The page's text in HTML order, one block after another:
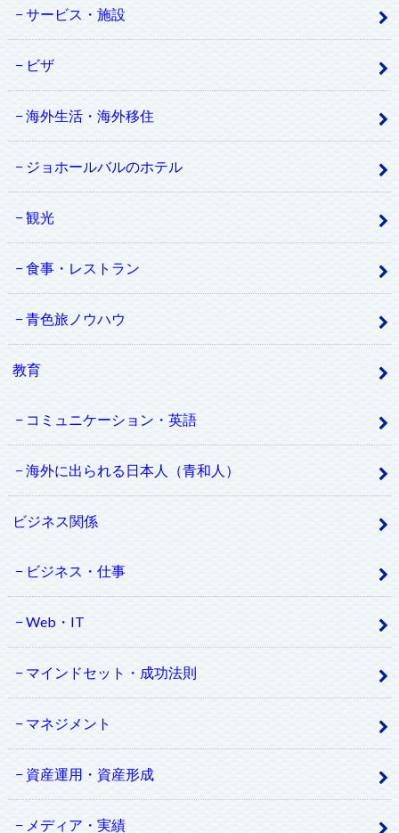
サービス・施設
ビザ
海外生活・海外移住
ジョホールバルのホテル
観光
食事・レストラン
青色旅ノウハウ
教育
コミュニケーション・英語
海外に出られる日本人（青和人）
ビジネス関係
ビジネス・仕事
Web・IT
マインドセット・成功法則
マネジメント
資産運用・資産形成
メディア・実績